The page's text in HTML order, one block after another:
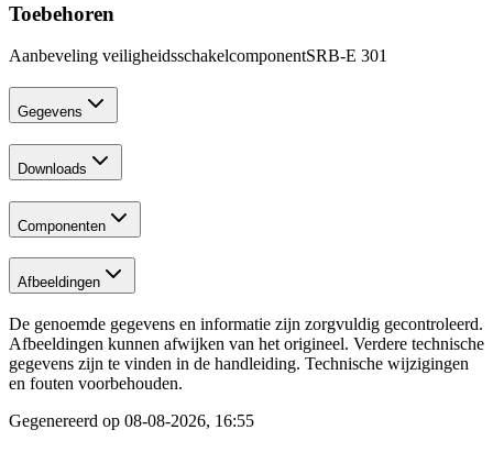
Toebehoren
Aanbeveling veiligheidsschakelcomponentSRB-E 301
Gegevens
Downloads
Componenten
Afbeeldingen
De genoemde gegevens en informatie zijn zorgvuldig gecontroleerd.
Afbeeldingen kunnen afwijken van het origineel. Verdere technische
gegevens zijn te vinden in de handleiding. Technische wijzigingen
en fouten voorbehouden.
Gegenereerd op 08-08-2026, 16:55